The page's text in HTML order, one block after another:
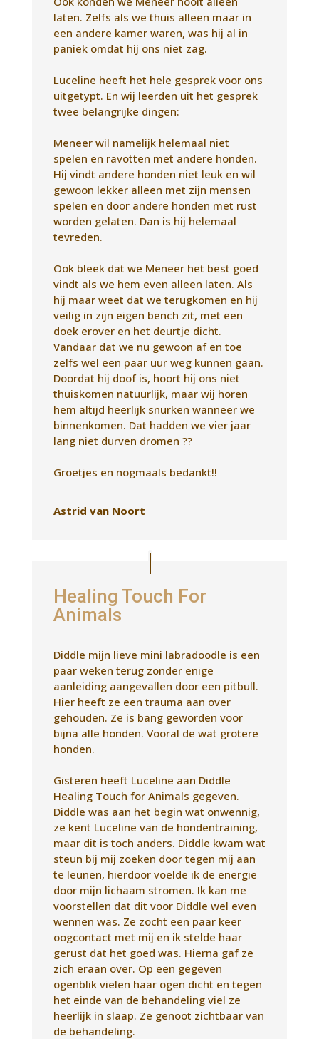
spelen en ravotten met andere honden.
Hij vindt andere honden niet leuk en wil
gewoon lekker alleen met zijn mensen
worden gelaten. Dan is hij helemaal
tevreden.
vindt als we hem even alleen laten. Als
hij maar weet dat we terugkomen en hij
veilig in zijn eigen bench zit, met een
doek erover en het deurtje dicht.
Vandaar dat we nu gewoon af en toe
zelfs wel een paar uur weg kunnen gaan.
Doordat hij doof is, hoort hij ons niet
hem altijd heerlijk snurken wanneer we
binnenkomen. Dat hadden we vier jaar
lang niet durven dromen ??
Groetjes en nogmaals bedankt!!
Astrid van Noort
Healing Touch For
Animals
Diddle mijn lieve mini labradoodle is een
gehouden. Ze is bang geworden voor
bijna alle honden. Vooral de wat grotere
honden.
Healing Touch for Animals gegeven.
Diddle was aan het begin wat onwennig,
ze kent Luceline van de hondentraining,
maar dit is toch anders. Diddle kwam wat
steun bij mij zoeken door tegen mij aan
te leunen, hierdoor voelde ik de energie
door mijn lichaam stromen. Ik kan me
wennen was. Ze zocht een paar keer
oogcontact met mij en ik stelde haar
gerust dat het goed was. Hierna gaf ze
zich eraan over. Op een gegeven
ogenblik vielen haar ogen dicht en tegen
het einde van de behandeling viel ze
heerlijk in slaap. Ze genoot zichtbaar van
de behandeling.
Vandaag hebben we al succes geboekt
tijdens de wandeling. We zijn 2 “grote”
onbekende honden tegen gekomen.
Diddle kwam veiligheid bij mij zoeken
door tussen mijn benen in te komen
staan, maar na wat gesnuffel liep ze
tussen mijn benen uit. Ze leek het
allemaal wel wat spannend te vinden,